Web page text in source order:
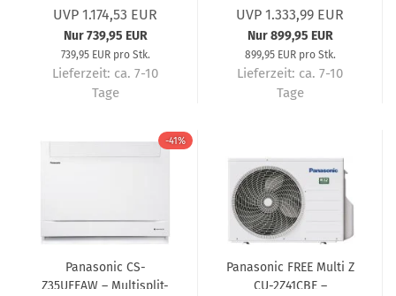
4,2 kW R32 – Multisplit-
Klimaanlage
UVP 1.174,53 EUR
Nur 739,95 EUR
739,95 EUR pro Stk.
Lieferzeit: ca. 7-10
Tage
5,0 kW R32 – Multisplit-
Klimaanlage
UVP 1.333,99 EUR
Nur 899,95 EUR
899,95 EUR pro Stk.
Lieferzeit: ca. 7-10
Tage
-41%
Panasonic CS-
Z35UFEAW – Multisplit-
Panasonic FREE Multi Z
CU-2Z41CBE –